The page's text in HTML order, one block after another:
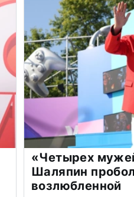
«Четырех
Шаляпин
возлюбленной